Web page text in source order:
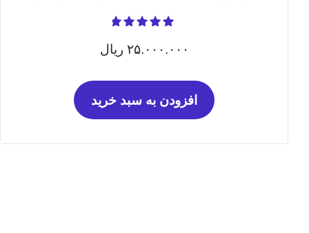
5.00
۲۵.۰۰۰.۰۰۰ ریال
افزودن به سبد خرید